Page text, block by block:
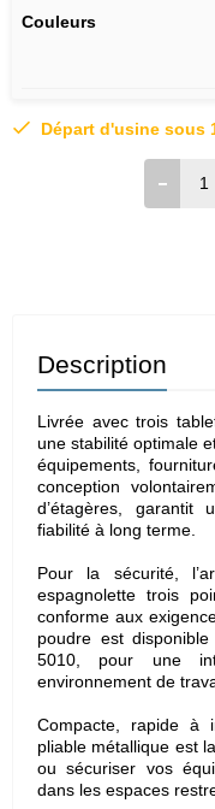
Couleurs
Départ d'usine sous
Description
Livrée avec trois
une stabilité optimale
équipements,
conception
d’étagères,
fiabilité à long terme.
Pour la sécurité,
espagnolette trois
conforme aux
poudre est
5010, pour une
environnement de
Compacte, rapide à
pliable métallique est
ou sécuriser vos
dans les espaces